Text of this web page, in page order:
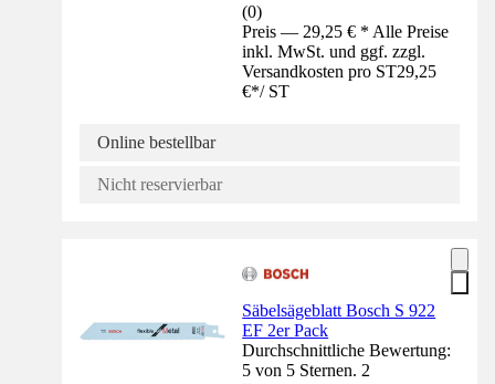
(0)
Preis — 29,25 € * Alle Preise
inkl. MwSt. und ggf. zzgl.
Versandkosten pro ST29,25
€*/ ST
Online bestellbar
Nicht reservierbar
Säbelsägeblatt Bosch S 922
EF 2er Pack
Durchschnittliche Bewertung:
5 von 5 Sternen. 2